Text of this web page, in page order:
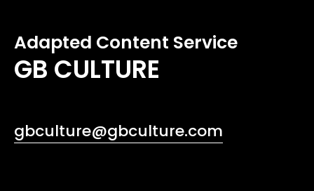
Adapted Content Service
GB CULTURE
gbculture@gbculture.com